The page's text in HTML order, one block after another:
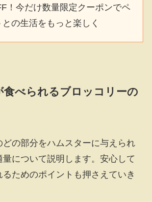
！今だけ数量限定クーポンでペ
との生活をもっと楽しく
食べられるブロッコリーの
どの部分をハムスターに与えられ
量について説明します。安心して
ためのポイントも押さえていき